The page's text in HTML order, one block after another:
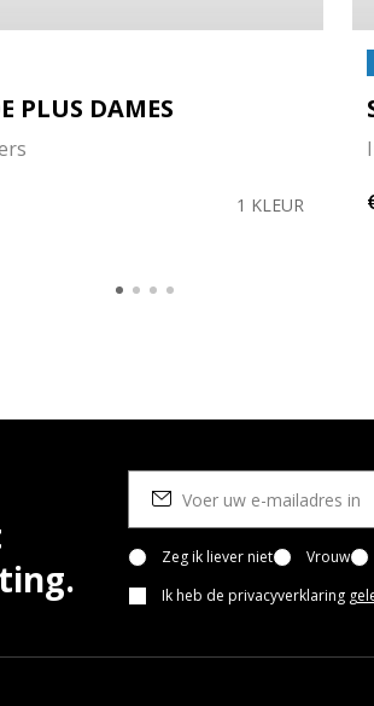
PLUS DAMES
1 KLEUR
Zeg ik liever niet Vrouw
Ik heb de privacyverklaring